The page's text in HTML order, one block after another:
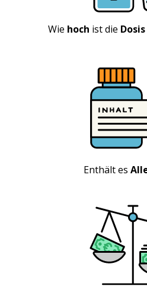
Wie hoch ist die Dosis
Enthält es